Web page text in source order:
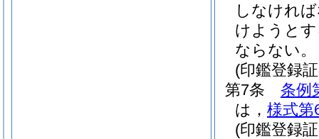
しなけれ
けようと
ならない。
(印鑑登録
第7条
条例
は， 様式第
(印鑑登録